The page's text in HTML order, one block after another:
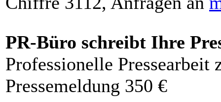
PR-Büro schreibt Ihre
Professionelle Pressearbeit
Pressemeldung 350 €